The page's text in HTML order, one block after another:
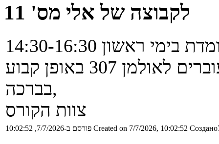
לקבוצה של אלי מס' 11
בברכה,
צוות הקורס
פורסם ב-7/7/2026, 10:02:52 Created on 7/7/2026, 10:02:52